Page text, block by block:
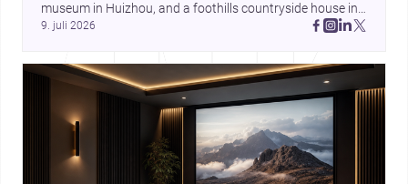
museum in Huizhou, and a foothills countryside house in
Cayambe show architecture shaping place, culture, and
9. juli 2026